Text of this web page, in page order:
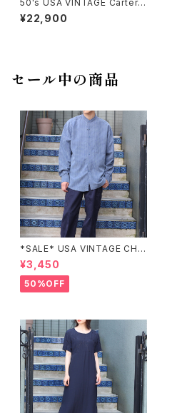
50's USA VINTAGE Carter's
DU PONT LACE DESIGN SH
EER NIGHTY DRESS GOW
¥22,900
セール中の商品
*SALE* USA VINTAGE CHE
CK PATTERNED BAND COL
LAR SHIRT/アメリカ古着チェッ
ク柄バンドカラーシャツ
¥3,450
50%OFF